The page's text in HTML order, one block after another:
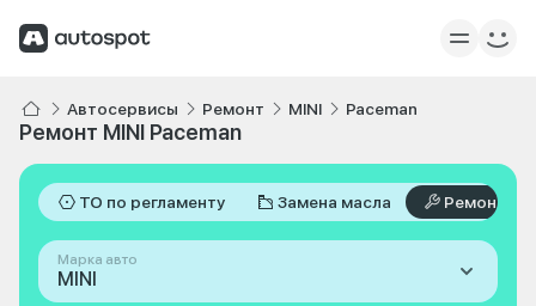
Автосервисы Ремонт MINI Paceman
Ремонт MINI Paceman
ТО по регламенту Замена масла Ремонт
Марка авто
MINI